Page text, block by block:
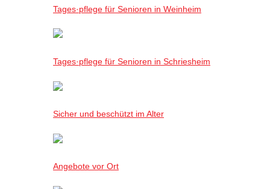
Tages·pflege für Senioren in Weinheim
Tages·pflege für Senioren in Schriesheim
Sicher und beschützt im Alter
Angebote vor Ort